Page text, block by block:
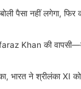
पैसा नहीं लगेगा, फिर
Khan की
भारत ने श्रीलंका XI को